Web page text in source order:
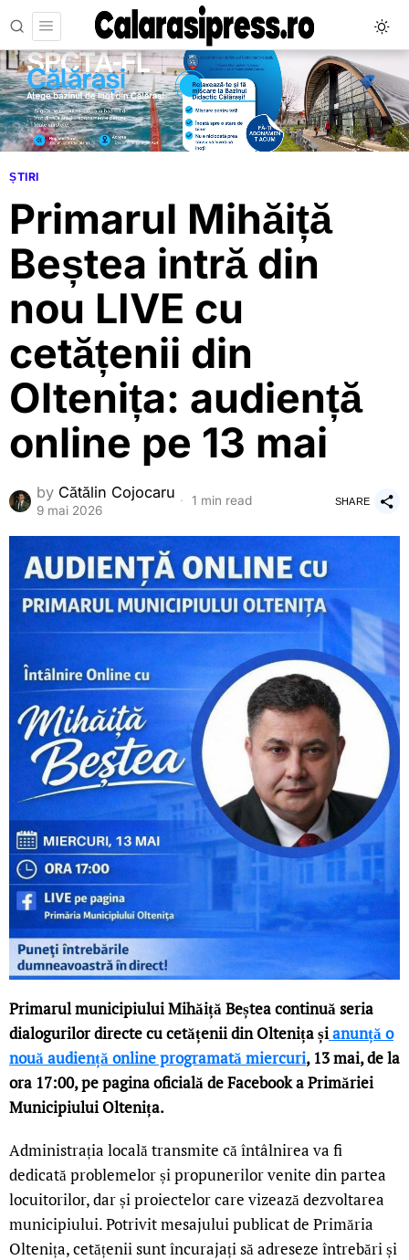
ȘTIRI
Primarul Mihăiță
Beștea intră din
nou LIVE cu
cetățenii din
Oltenița: audiență
online pe 13 mai
by Cătălin Cojocaru
9 mai 2026
1 min read SHARE
Primarul municipiului Mihăiță Beștea continuă seria
dialogurilor directe cu cetățenii din Oltenița șianunță o
nouă audiență online programată miercuri, 13 mai, de la
ora 17:00, pe pagina oficială de Facebook a Primăriei
Municipiului Oltenița.
Administrația locală transmite că întâlnirea va fi
dedicată problemelor și propunerilor venite din partea
locuitorilor, dar și proiectelor care vizează dezvoltarea
municipiului. Potrivit mesajului publicat de Primăria
Oltenița, cetățenii sunt încurajați să adreseze întrebări și